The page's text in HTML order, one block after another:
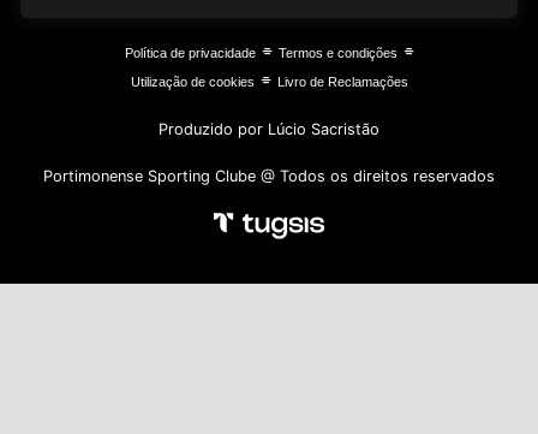
Política de privacidade⌯ Termos e condições ⌯
Utilização de cookies ⌯ Livro de Reclamações
Produzido por Lúcio Sacristão
Portimonense Sporting Clube @ Todos os direitos reservados